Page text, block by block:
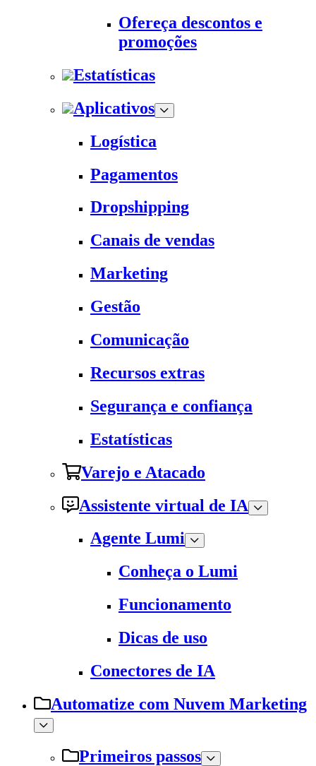
Ofereça descontos e
promoções
Estatísticas
Aplicativos
Logística
Pagamentos
Dropshipping
Canais de vendas
Marketing
Gestão
Comunicação
Recursos extras
Segurança e confiança
Estatísticas
Varejo e Atacado
Assistente virtual de IA
Agente Lumi
Conheça o Lumi
Funcionamento
Dicas de uso
Conectores de IA
Automatize com Nuvem Marketing
Primeiros passos